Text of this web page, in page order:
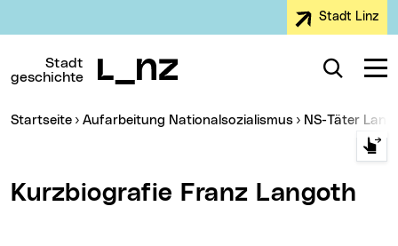
Stadt Linz
Stadt
geschichte
Suche
Sie sind hier:
Startseite Aufarbeitung Nationalsozialismus NS-Täter
Kurzbiografie Franz Langoth